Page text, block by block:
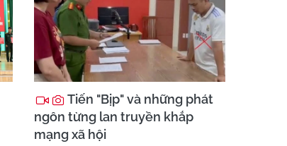
Tiến "Bịp" và những phát
ngôn từng lan truyền khắp
mạng xã hội